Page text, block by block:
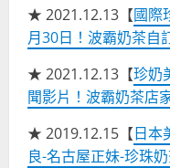
★ 2021.12.13【國際
月30日！波霸奶茶自
★ 2021.12.13【珍奶
聞影片！波霸奶茶店
★ 2019.12.15【日本
良-名古屋正妹-珍珠